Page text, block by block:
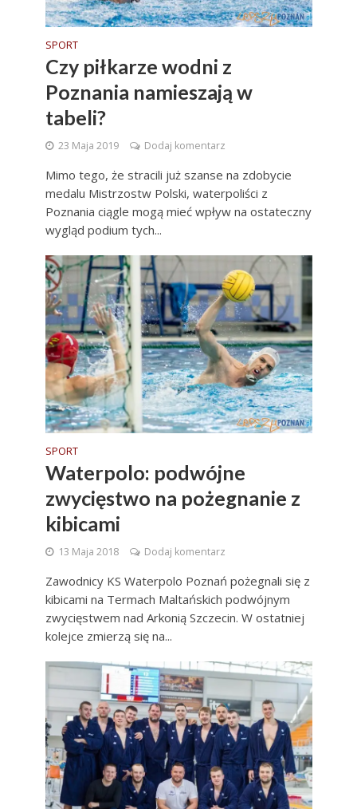
SPORT
Czy piłkarze wodni z
Poznania namieszają w
tabeli?
23 Maja 2019 Dodaj komentarz
Mimo tego, że stracili już szanse na zdobycie
medalu Mistrzostw Polski, waterpoliści z
Poznania ciągle mogą mieć wpływ na ostateczny
wygląd podium tych...
SPORT
Waterpolo: podwójne
zwycięstwo na pożegnanie z
kibicami
13 Maja 2018 Dodaj komentarz
Zawodnicy KS Waterpolo Poznań pożegnali się z
kibicami na Termach Maltańskich podwójnym
zwycięstwem nad Arkonią Szczecin. W ostatniej
kolejce zmierzą się na...